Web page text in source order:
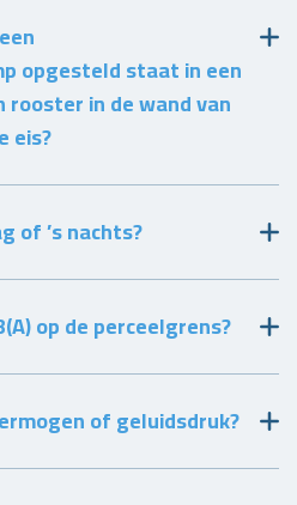
opgesteld staat in een
in de wand van
eis?
of ’s nachts?
op de perceelgrens?
of geluidsdruk?